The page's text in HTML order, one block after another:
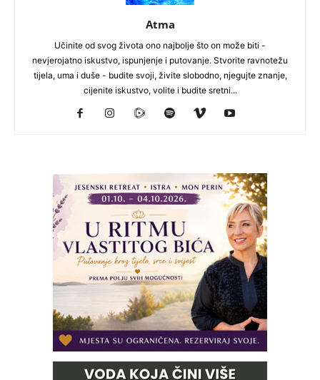
Atma
Učinite od svog života ono najbolje što on može biti -
nevjerojatno iskustvo, ispunjenje i putovanje. Stvorite ravnotežu
tijela, uma i duše - budite svoji, živite slobodno, njegujte znanje,
cijenite iskustvo, volite i budite sretni...